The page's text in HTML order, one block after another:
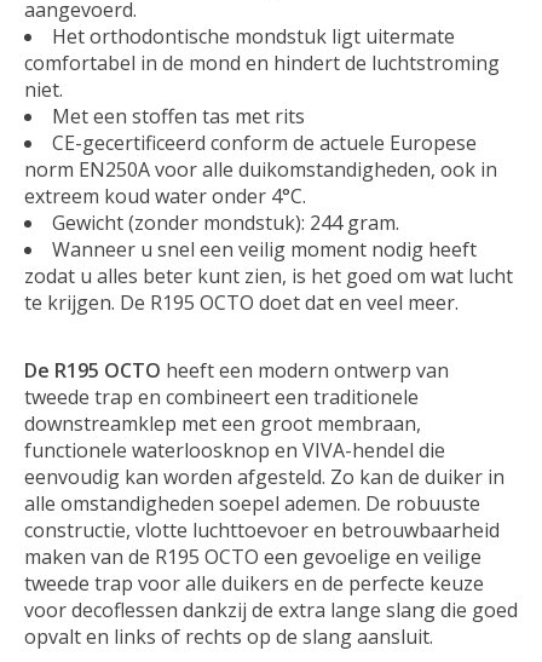
aangevoerd.
Het orthodontische mondstuk ligt uitermate
comfortabel in de mond en hindert de luchtstroming
niet.
Met een stoffen tas met rits
CE-gecertificeerd conform de actuele Europese
norm EN250A voor alle duikomstandigheden, ook in
extreem koud water onder 4°C.
Gewicht (zonder mondstuk): 244 gram.
Wanneer u snel een veilig moment nodig heeft
zodat u alles beter kunt zien, is het goed om wat lucht
te krijgen. De R195 OCTO doet dat en veel meer.
De R195 OCTO heeft een modern ontwerp van
tweede trap en combineert een traditionele
downstreamklep met een groot membraan,
functionele waterloosknop en VIVA-hendel die
eenvoudig kan worden afgesteld. Zo kan de duiker in
alle omstandigheden soepel ademen. De robuuste
constructie, vlotte luchttoevoer en betrouwbaarheid
maken van de R195 OCTO een gevoelige en veilige
tweede trap voor alle duikers en de perfecte keuze
voor decoflessen dankzij de extra lange slang die goed
opvalt en links of rechts op de slang aansluit.